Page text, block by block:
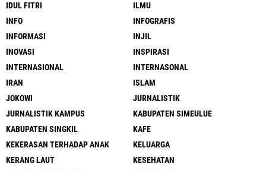
IDUL FITRI
ILMU
INFO
INFOGRAFIS
INFORMASI
INJIL
INOVASI
INSPIRASI
INTERNASIONAL
INTERNASONAL
IRAN
ISLAM
JOKOWI
JURNALISTIK
JURNALISTIK KAMPUS
KABUPATEN SIMEULUE
KABUPATEN SINGKIL
KAFE
KEKERASAN TERHADAP ANAK
KELUARGA
KERANG LAUT
KESEHATAN